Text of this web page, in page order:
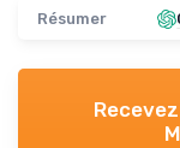
Résumer